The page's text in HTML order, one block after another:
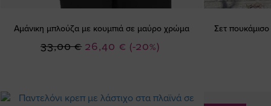
Αμάνικη μπλούζα με κουμπιά σε μαύρο χρώμα
(-20%)
Ειδική
26,40 €
33,00 €
Σετ